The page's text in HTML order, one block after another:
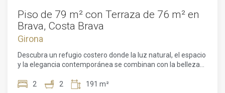
Piso de 79 m² con Terraza de 76 m² en
Brava, Costa Brava
Girona
Descubra un refugio costero donde la luz natural, el espacio
y la elegancia contemporánea se combinan con la belleza
forma parte de la prestigiosa promoción Brava de Kronos
2 2 191 m²